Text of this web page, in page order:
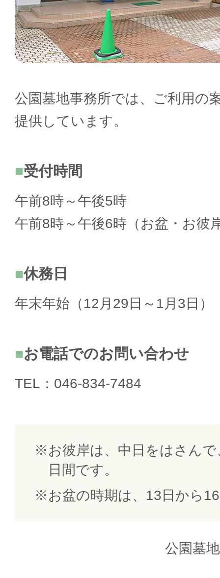
公園墓地事務所では、ご利用の
提供しています。
受付時間
午前8時～午後5時
午前8時～午後6時（お盆・お彼
休務日
年末年始（12月29日～1月3日）
お電話でのお問い合わせ
TEL：046-834-7484
お彼岸は、中日をはさん
日間です。
お盆の時期は、13日から
公園墓